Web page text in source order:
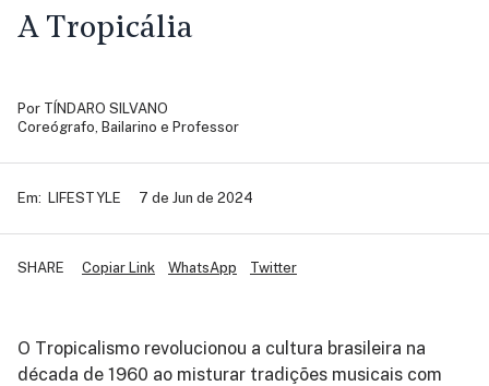
A Tropicália
Por TÍNDARO SILVANO
Coreógrafo, Bailarino e Professor
Em: LIFESTYLE 7 de Jun de 2024
Copiar Link WhatsApp Twitter
SHARE
O Tropicalismo revolucionou a cultura brasileira na
década de 1960 ao misturar tradições musicais com